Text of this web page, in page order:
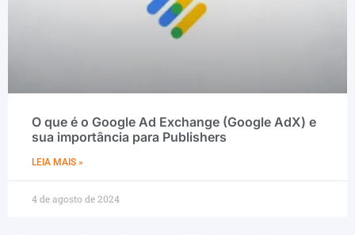
O que é o Google Ad Exchange (Google AdX) e
sua importância para Publishers
LEIA MAIS »
4 de agosto de 2024